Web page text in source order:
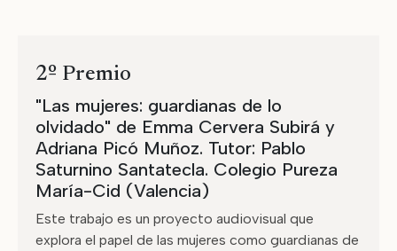
2º Premio
"Las mujeres: guardianas de lo
olvidado" de Emma Cervera Subirá y
Adriana Picó Muñoz. Tutor: Pablo
Saturnino Santatecla. Colegio Pureza
María-Cid (Valencia)
Este trabajo es un proyecto audiovisual que
explora el papel de las mujeres como guardianas de